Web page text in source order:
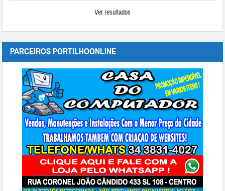
Ver resultados
PARCEIROS PORTILHOONLINE